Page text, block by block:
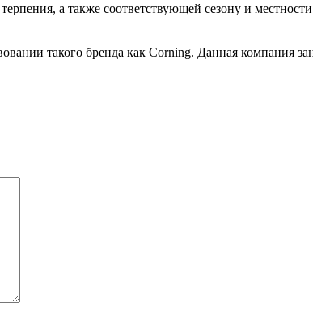
а также соответствующей сезону и
такого бренда как Corning. Данная компания